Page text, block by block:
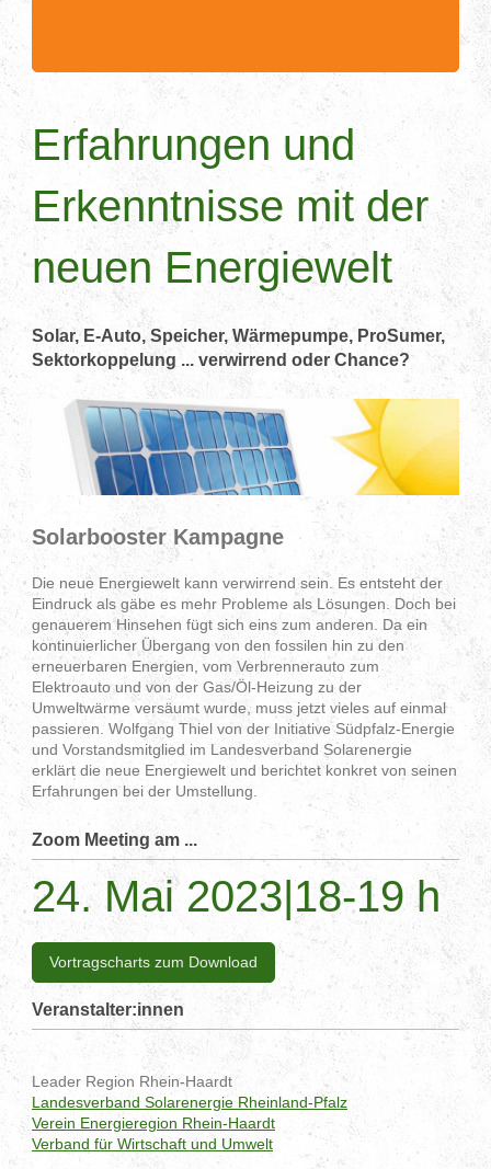
Erfahrungen und
Erkenntnisse mit der
neuen Energiewelt
Solar, E-Auto, Speicher, Wärmepumpe, ProSumer,
Sektorkoppelung ... verwirrend oder Chance?
Solarbooster Kampagne
Die neue Energiewelt kann verwirrend sein. Es entsteht der
Eindruck als gäbe es mehr Probleme als Lösungen. Doch bei
genauerem Hinsehen fügt sich eins zum anderen. Da ein
kontinuierlicher Übergang von den fossilen hin zu den
erneuerbaren Energien, vom Verbrennerauto zum
Elektroauto und von der Gas/Öl-Heizung zu der
Umweltwärme versäumt wurde, muss jetzt vieles auf einmal
passieren. Wolfgang Thiel von der Initiative Südpfalz-Energie
und Vorstandsmitglied im Landesverband Solarenergie
erklärt die neue Energiewelt und berichtet konkret von seinen
Erfahrungen bei der Umstellung.
Zoom Meeting am ...
24. Mai 2023|18-19 h
Vortragscharts zum Download
Veranstalter:innen
Leader Region Rhein-Haardt
Landesverband Solarenergie Rheinland-Pfalz
Verein Energieregion Rhein-Haardt
Verband für Wirtschaft und Umwelt